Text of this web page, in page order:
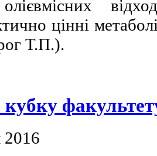
цінні
Т.П.).
2016